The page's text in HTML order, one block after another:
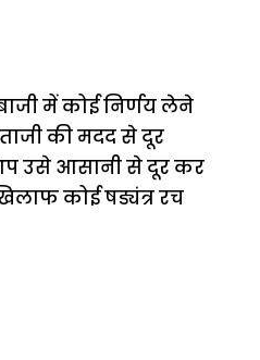
में कोई निर्णय लेने
की मदद से दूर
उसे आसानी से दूर कर
कोई षड्यंत्र रच